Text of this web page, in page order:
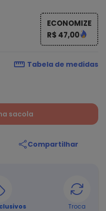
ECONOMIZE
R$ 47,00
Tabela de medidas
sacola
Compartilhar
Troca